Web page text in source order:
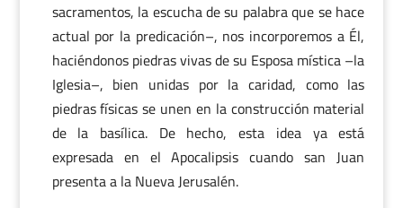
sacramentos, la escucha de su palabra que se hace
actual por la predicación–, nos incorporemos a Él,
haciéndonos piedras vivas de su Esposa mística –la
Iglesia–, bien unidas por la caridad, como las
piedras físicas se unen en la construcción material
de la basílica. De hecho, esta idea ya está
expresada en el Apocalipsis cuando san Juan
presenta a la Nueva Jerusalén.